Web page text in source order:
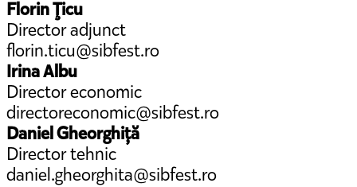
Florin Ţicu
Director adjunct
florin.ticu@sibfest.ro
Irina Albu
Director economic
directoreconomic@sibfest.ro
Daniel Gheorghiță
Director tehnic
daniel.gheorghita@sibfest.ro